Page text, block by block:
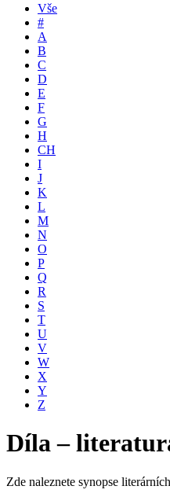
Vše
#
A
B
C
D
E
F
G
H
CH
I
J
K
L
M
N
O
P
Q
R
S
T
U
V
W
X
Y
Z
Díla –
Zde naleznete synopse